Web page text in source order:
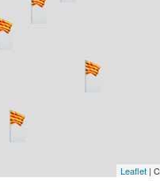
Leaflet |